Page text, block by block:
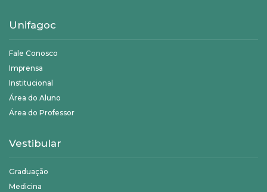
Unifagoc
Fale Conosco
Imprensa
Institucional
Área do Aluno
Área do Professor
Vestibular
Graduação
Medicina